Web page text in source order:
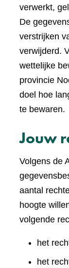
verwerkt,
De
verstrijken
verwijderd.
wettelijke
provincie
doel hoe
te bewaren.
Jouw
Volgens de
aantal
hoogte
volgende
het
het